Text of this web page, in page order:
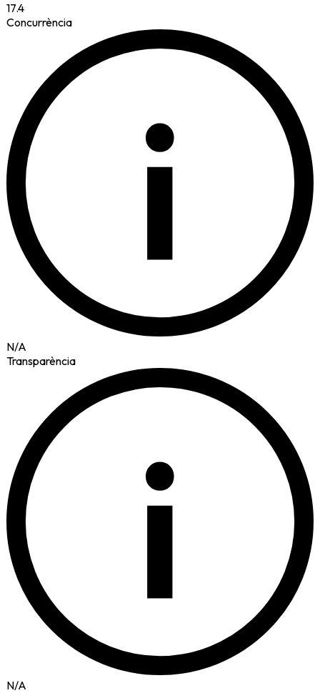
17.4
Concurrència
i
N/A
Transparència
i
N/A